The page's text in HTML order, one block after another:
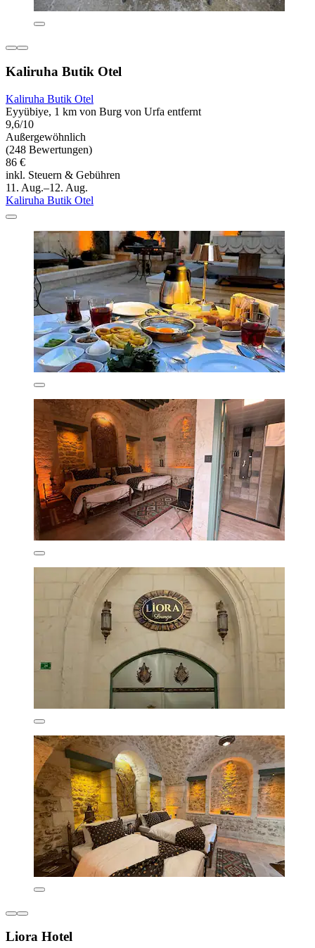
Kaliruha Butik Otel
Kaliruha Butik Otel
Eyyübiye, 1 km von Burg von Urfa entfernt
9,6/10
Außergewöhnlich
(248 Bewertungen)
86 €
inkl. Steuern & Gebühren
11. Aug.–12. Aug.
Kaliruha Butik Otel
Liora Hotel